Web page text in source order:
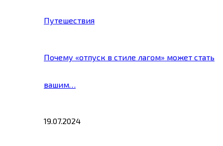
Путешествия
Почему «отпуск в стиле лагом» может стать
вашим…
19.07.2024